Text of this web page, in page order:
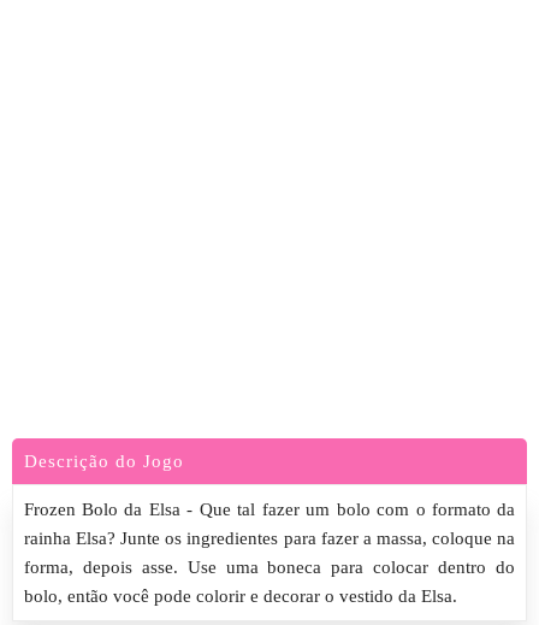
Descrição do Jogo
Frozen Bolo da Elsa - Que tal fazer um bolo com o formato da
rainha Elsa? Junte os ingredientes para fazer a massa, coloque na
forma, depois asse. Use uma boneca para colocar dentro do
bolo, então você pode colorir e decorar o vestido da Elsa.